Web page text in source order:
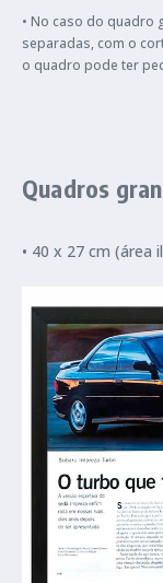
• No caso do quadro
separadas, com o
o quadro pode ter
Quadros
• 40 x 27 cm (área